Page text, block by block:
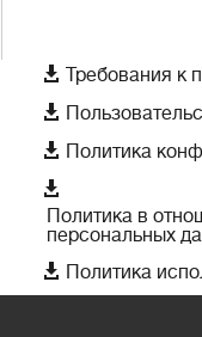
 Требования к

 Политика

Политика в
персональных
 Политика